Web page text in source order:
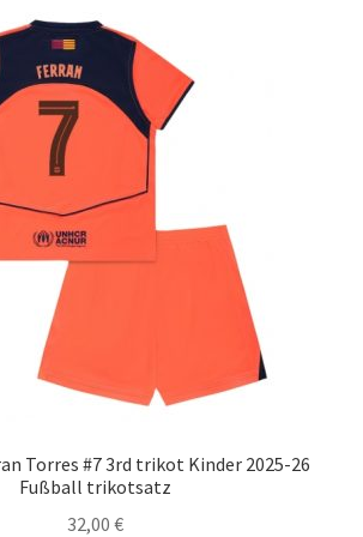
Optionen
gewählt
werden
Torres #7 3rd trikot Kinder 2025-26
Fußball trikotsatz
32,00 €